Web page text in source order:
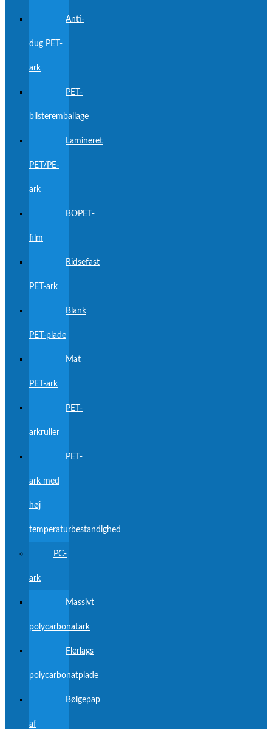
Anti-
dug PET-
ark
PET-
blisteremballage
Lamineret
PET/PE-
ark
BOPET-
film
Ridsefast
PET-ark
Blank
PET-plade
Mat
PET-ark
PET-
arkruller
PET-
ark med
høj
temperaturbestandighed
PC-
ark
Massivt
polycarbonatark
Flerlags
polycarbonatplade
Bølgepap
af